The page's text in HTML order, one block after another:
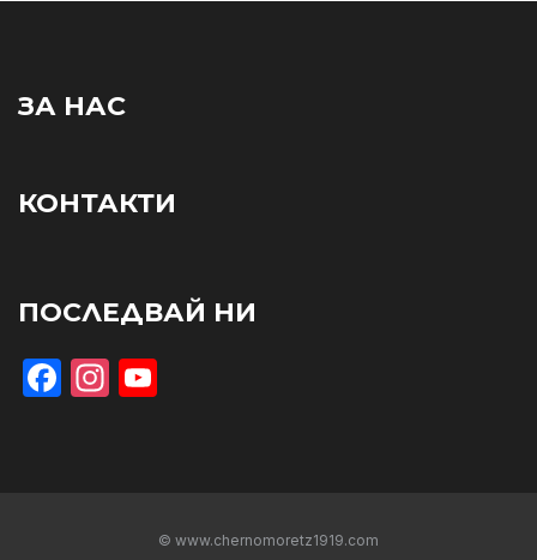
ЗА НАС
КОНТАКТИ
ПОСЛЕДВАЙ НИ
Facebook
Instagram
© www.chernomoretz1919.com